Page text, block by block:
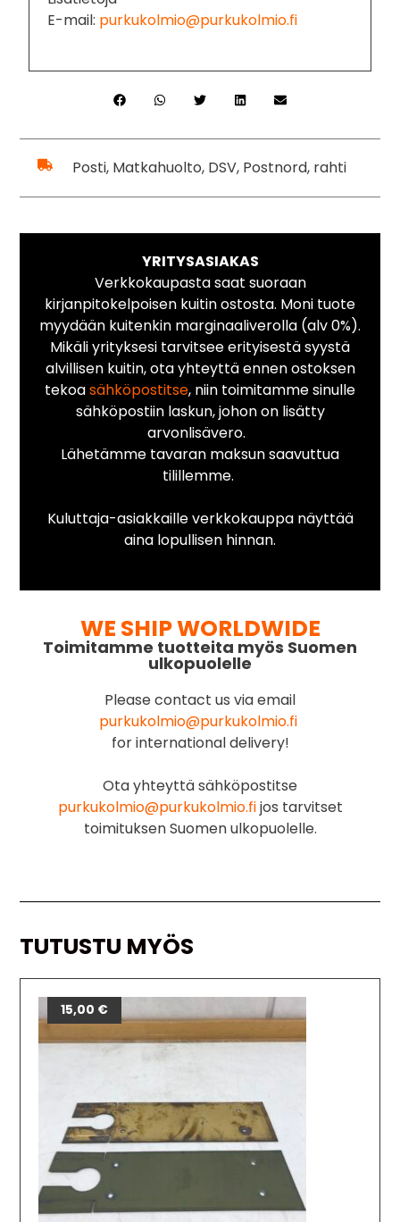
E-mail: purkukolmio@purkukolmio.fi
Posti, Matkahuolto, DSV, Postnord, rahti
YRITYSASIAKAS
Verkkokaupasta saat suoraan
kirjanpitokelpoisen kuitin ostosta. Moni tuote
myydään kuitenkin marginaaliverolla (alv 0%).
Mikäli yrityksesi tarvitsee erityisestä syystä
alvillisen kuitin, ota yhteyttä ennen ostoksen
tekoasähköpostitse, niin toimitamme sinulle
sähköpostiin laskun, johon on lisätty
arvonlisävero.
Lähetämme tavaran maksun saavuttua
tilillemme.
Kuluttaja-asiakkaille verkkokauppa näyttää
aina lopullisen hinnan.
WE SHIP WORLDWIDE
Toimitamme tuotteita myös Suomen
ulkopuolelle
Please contact us via email
purkukolmio@purkukolmio.fi
for international delivery!
Ota yhteyttä sähköpostitse
purkukolmio@purkukolmio.fijos tarvitset
toimituksen Suomen ulkopuolelle.
TUTUSTU MYÖS
15,00 €